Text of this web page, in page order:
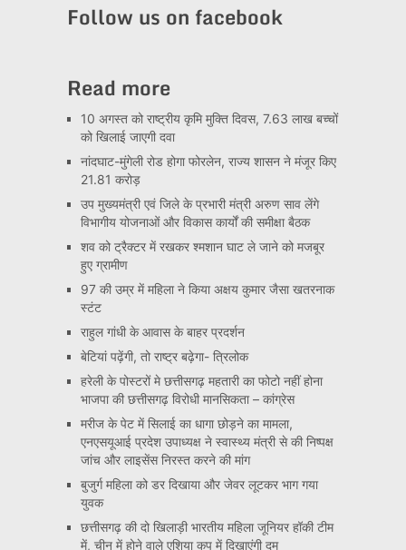
Follow us on facebook
Read more
10 अगस्त को राष्ट्रीय कृमि मुक्ति दिवस, 7.63 लाख बच्चों
को खिलाई जाएगी दवा
नांदघाट-मुंगेली रोड होगा फोरलेन, राज्य शासन ने मंजूर किए
21.81 करोड़
उप मुख्यमंत्री एवं जिले के प्रभारी मंत्री अरुण साव लेंगे
विभागीय योजनाओं और विकास कार्यों की समीक्षा बैठक
शव को ट्रैक्टर में रखकर श्मशान घाट ले जाने को मजबूर
हुए ग्रामीण
97 की उम्र में महिला ने किया अक्षय कुमार जैसा खतरनाक
स्टंट
राहुल गांधी के आवास के बाहर प्रदर्शन
बेटियां पढ़ेंगी, तो राष्ट्र बढ़ेगा- त्रिलोक
हरेली के पोस्टरों मे छत्तीसगढ़ महतारी का फोटो नहीं होना
भाजपा की छत्तीसगढ़ विरोधी मानसिकता – कांग्रेस
मरीज के पेट में सिलाई का धागा छोड़ने का मामला,
एनएसयूआई प्रदेश उपाध्यक्ष ने स्वास्थ्य मंत्री से की निष्पक्ष
जांच और लाइसेंस निरस्त करने की मांग
बुजुर्ग महिला को डर दिखाया और जेवर लूटकर भाग गया
युवक
छत्तीसगढ़ की दो खिलाड़ी भारतीय महिला जूनियर हॉकी टीम
में, चीन में होने वाले एशिया कप में दिखाएंगी दम